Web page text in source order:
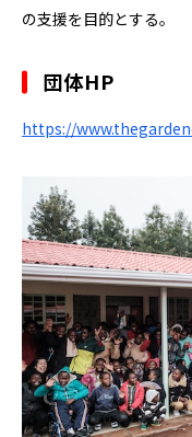
の支援を目的とする。
団体HP
https://